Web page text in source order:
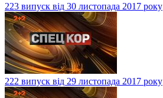
223 випуск від 30 листопада 2017 року
222 випуск від 29 листопада 2017 року